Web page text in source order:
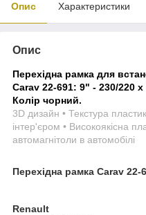
Опис Характеристики
Опис
Перехідна рамка для
Carav 22-691: 9" - 230/220
Колір чорний.
3D дизайн • Текстура
інтер'єром • Високоякісна
автомагнітоли в автомобілі
Перехідна рамка Carav 22-
Renault